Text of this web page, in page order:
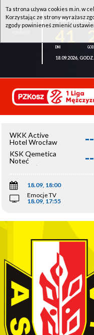
WKK ACTIVE
18.09.2026,
WKK Active
Hotel Wrocław
--
KSK Qemetica
Noteć
Inowrocław
--
18.09, 18:00
Emocje TV
18.09, 17:55
Ta strona używa cookies m.in. w
Korzystając ze strony wyrażasz
zgody powinieneś zmienić